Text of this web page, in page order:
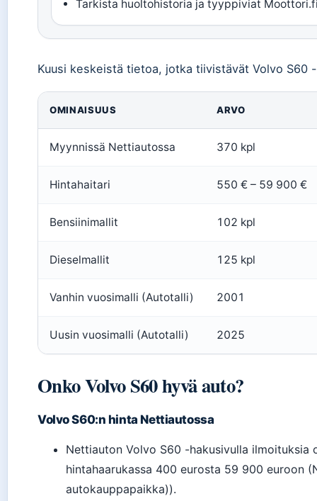
Tarkista huoltohistoria ja tyyppiviat
Kuusi keskeistä tietoa, jotka tiivistävät Volvo S60
OMINAISUUS ARVO
Myynnissä Nettiautossa 370 kpl
Hintahaitari 550 € – 59 900 €
Bensiinimallit 102 kpl
Dieselmallit 125 kpl
Vanhin vuosimalli (Autotalli) 2001
Uusin vuosimalli (Autotalli) 2025
Onko Volvo S60 hyvä auto?
Volvo S60:n hinta Nettiautossa
Nettiauton Volvo S60 -hakusivulla ilmoituksia
hintahaarukassa 400 eurosta 59 900 euroon
autokauppapaikka)).